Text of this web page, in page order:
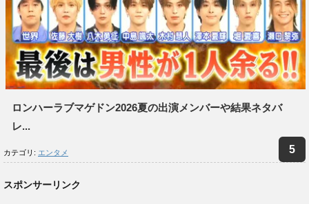
ロンハーラブマゲドン2026夏の出演メンバーや結果ネタバ
レ...
カテゴリ: エンタメ
スポンサーリンク